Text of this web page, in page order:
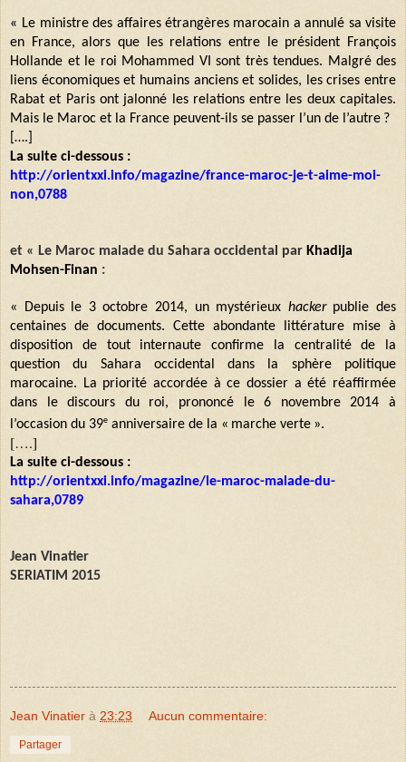
« Le ministre des affaires étrangères marocain a annulé sa visite
en France, alors que les relations entre le président François
Hollande et le roi Mohammed VI sont très tendues. Malgré des
liens économiques et humains anciens et solides, les crises entre
Rabat et Paris ont jalonné les relations entre les deux capitales.
Mais le Maroc et la France peuvent-ils se passer l’un de l’autre ?
[….]
La suite ci-dessous :
http://orientxxi.info/magazine/france-maroc-je-t-aime-moi-
non,0788
et « Le Maroc malade du Sahara occidental par Khadija
Mohsen-Finan :
« Depuis le 3 octobre 2014, un mystérieux hackerpublie des
centaines de documents. Cette abondante littérature mise à
disposition de tout internaute confirme la centralité de la
question du Sahara occidental dans la sphère politique
marocaine. La priorité accordée à ce dossier a été réaffirmée
dans le discours du roi, prononcé le 6 novembre 2014 à
l’occasion du 39e anniversaire de la « marche verte ».
[….]
La suite ci-dessous :
http://orientxxi.info/magazine/le-maroc-malade-du-
sahara,0789
Jean Vinatier
SERIATIM 2015
Jean Vinatier à 23:23 Aucun commentaire:
Partager